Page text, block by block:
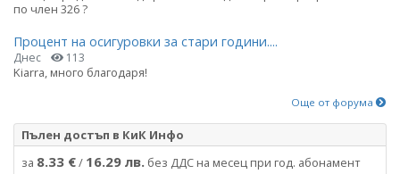
по член 326 ?
Процент на осигуровки за стари години....
Днес 113
Kiarra, много благодаря!
Още от форума
Пълен достъп в КиК Инфо
за 8.33 €/ 16.29 лв. без ДДС на месец при год. абонамент